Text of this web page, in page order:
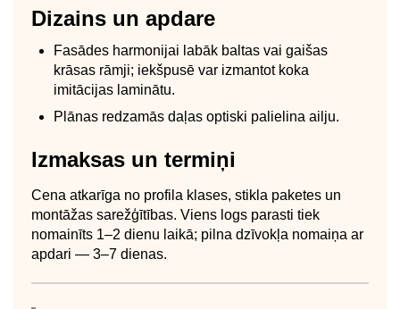
Dizains un apdare
Fasādes harmonijai labāk baltas vai gaišas
krāsas rāmji; iekšpusē var izmantot koka
imitācijas laminātu.
Plānas redzamās daļas optiski palielina ailju.
Izmaksas un termiņi
Cena atkarīga no profila klases, stikla paketes un
montāžas sarežģītības. Viens logs parasti tiek
nomainīts 1–2 dienu laikā; pilna dzīvokļa nomaiņa ar
apdari — 3–7 dienas.